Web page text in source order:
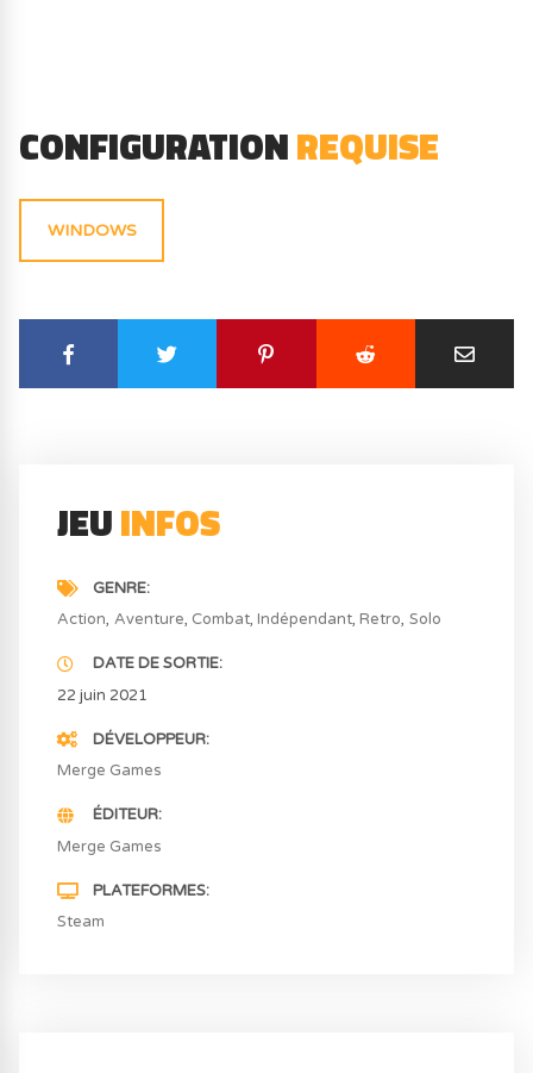
CONFIGURATIONREQUISE
WINDOWS
JEUINFOS
GENRE
Action Aventure Combat Indépendant Retro Solo
DATE DE SORTIE
22 juin 2021
DÉVELOPPEUR
Merge Games
ÉDITEUR
Merge Games
PLATEFORMES
Steam